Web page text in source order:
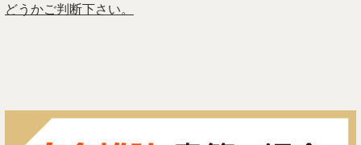
どうかご判断下さい。